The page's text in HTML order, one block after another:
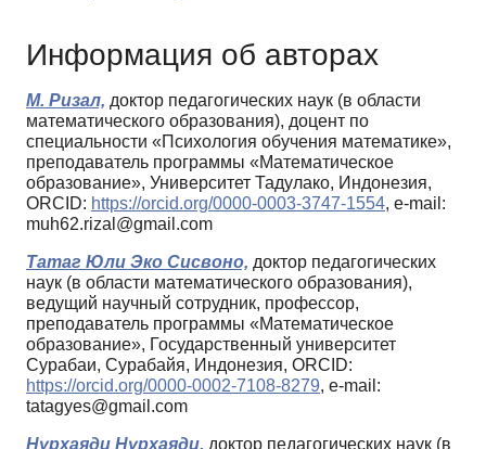
Информация об авторах
М. Ризал, доктор педагогических наук (в области
математического образования), доцент по
специальности «Психология обучения математике»,
преподаватель программы «Математическое
образование», Университет Тадулако, Индонезия,
ORCID: https://orcid.org/0000-0003-3747-1554, e-mail:
muh62.rizal@gmail.com
Татаг Юли Эко Сисвоно, доктор педагогических
наук (в области математического образования),
ведущий научный сотрудник, профессор,
преподаватель программы «Математическое
образование», Государственный университет
Сурабаи, Сурабайя, Индонезия, ORCID:
https://orcid.org/0000-0002-7108-8279, e-mail:
tatagyes@gmail.com
Нурхаяди Нурхаяди, доктор педагогических наук (в